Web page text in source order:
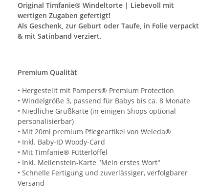
Original Timfanie® Windeltorte | Liebevoll mit
wertigen Zugaben gefertigt!
Als Geschenk, zur Geburt oder Taufe, in Folie verpackt
& mit Satinband verziert.
Premium Qualität
• Hergestellt mit Pampers® Premium Protection
• Windelgröße 3, passend für Babys bis ca. 8 Monate
• Niedliche Grußkarte (in einigen Shops optional
personalisierbar)
• Mit 20ml premium Pflegeartikel von Weleda®
• Inkl. Baby-ID Woody-Card
• Mit Timfanie® Fütterlöffel
• Inkl. Meilenstein-Karte "Mein erstes Wort"
• Schnelle Fertigung und zuverlässiger, verfolgbarer
Versand